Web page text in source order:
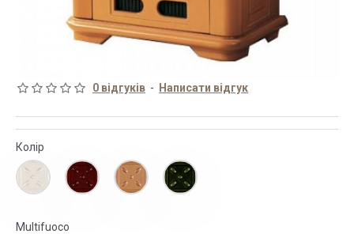
0 відгуків - Написати відгук
Колір
Multifuoco